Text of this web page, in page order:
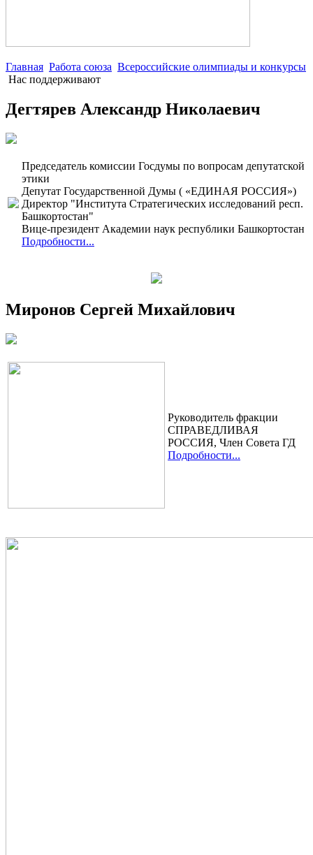
Главная Работа союза Всероссийские олимпиады и конкурсы
Нас поддерживают
Дегтярев Александр Николаевич
Председатель комиссии Госдумы по вопросам депутатской
этики
Депутат Государственной Думы ( «ЕДИНАЯ РОССИЯ»)
Директор "Института Стратегических исследований респ.
Башкортостан"
Вице-президент Академии наук республики Башкортостан
Подробности...
Миронов Сергей Михайлович
Руководитель фракции
СПРАВЕДЛИВАЯ
РОССИЯ, Член Cовета ГД
Подробности...